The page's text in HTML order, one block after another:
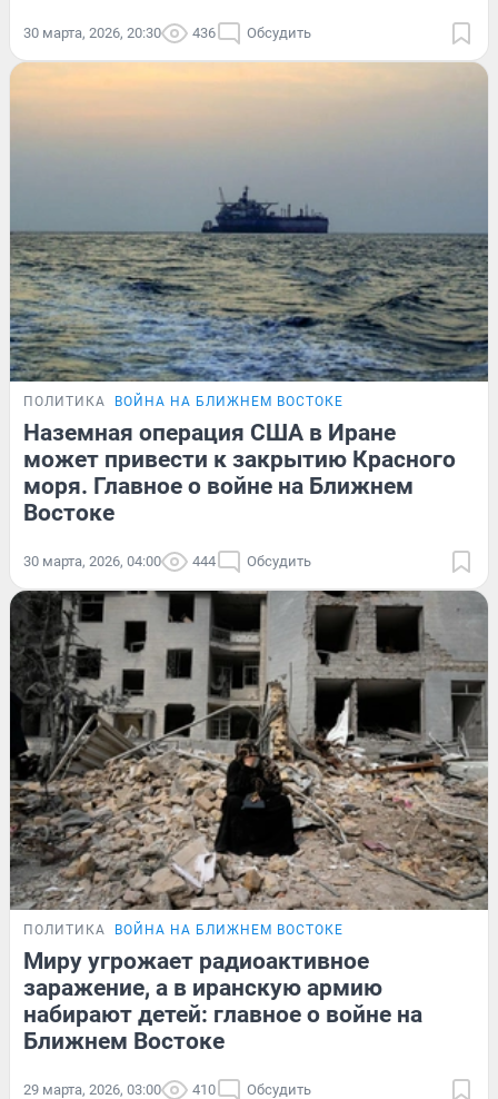
30 марта, 2026, 20:30 436 Обсудить
ПОЛИТИКА ВОЙНА НА БЛИЖНЕМ ВОСТОКЕ
Наземная операция США в Иране
может привести к закрытию Красного
моря. Главное о войне на Ближнем
Востоке
30 марта, 2026, 04:00 444 Обсудить
ПОЛИТИКА ВОЙНА НА БЛИЖНЕМ ВОСТОКЕ
Миру угрожает радиоактивное
заражение, а в иранскую армию
набирают детей: главное о войне на
Ближнем Востоке
29 марта, 2026, 03:00 410 Обсудить